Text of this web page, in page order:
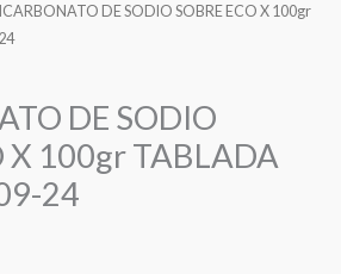
DE SODIO SOBRE ECO X 100gr
DE SODIO
X 100gr TABLADA
24